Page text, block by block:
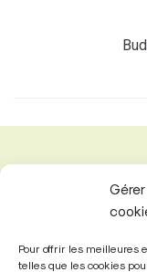
Pour offrir les meilleures
telles que les cookies